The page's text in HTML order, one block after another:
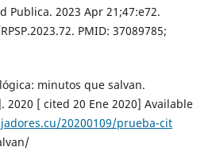
Publica. 2023 Apr 21;47:e72.
PMID: 37089785;
minutos que salvan.
[ cited 20 Ene 2020] Available
20200109/prueba-cit